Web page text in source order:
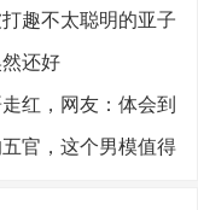
趣不太聪明的亚子
还好
红，网友：体会到
官，这个男模值得